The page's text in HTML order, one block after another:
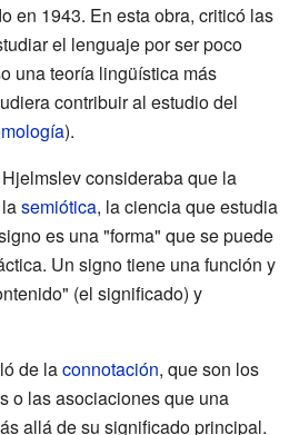
en 1943. En esta obra, criticó las
el lenguaje por ser poco
una teoría lingüística más
contribuir al estudio del
).
consideraba que la
semiótica, la ciencia que estudia
es una "forma" que se puede
Un signo tiene una función y
(el significado) y
de laconnotación, que son los
o las asociaciones que una
allá de su significado principal.